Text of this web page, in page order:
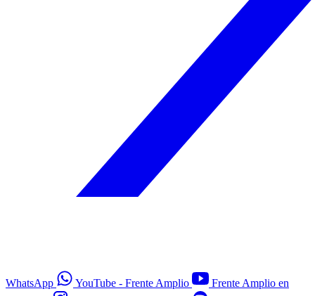
WhatsApp YouTube - Frente Amplio
Frente Amplio en